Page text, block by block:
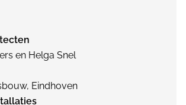
en Helga Snel
Eindhoven